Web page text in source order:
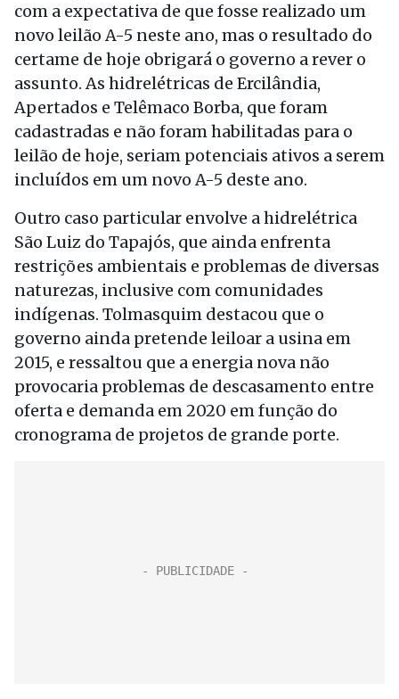
com a expectativa de que fosse realizado um
novo leilão A-5 neste ano, mas o resultado do
certame de hoje obrigará o governo a rever o
assunto. As hidrelétricas de Ercilândia,
Apertados e Telêmaco Borba, que foram
cadastradas e não foram habilitadas para o
leilão de hoje, seriam potenciais ativos a serem
incluídos em um novo A-5 deste ano.
Outro caso particular envolve a hidrelétrica
São Luiz do Tapajós, que ainda enfrenta
restrições ambientais e problemas de diversas
naturezas, inclusive com comunidades
indígenas. Tolmasquim destacou que o
governo ainda pretende leiloar a usina em
2015, e ressaltou que a energia nova não
provocaria problemas de descasamento entre
oferta e demanda em 2020 em função do
cronograma de projetos de grande porte.